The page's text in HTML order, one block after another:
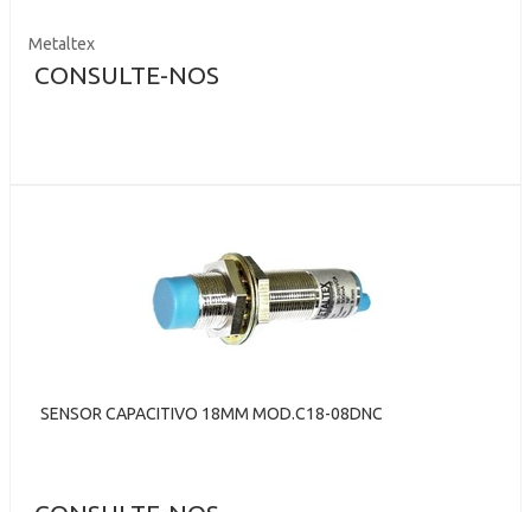
Metaltex
CONSULTE-NOS
SENSOR CAPACITIVO 18MM MOD.C18-08DNC